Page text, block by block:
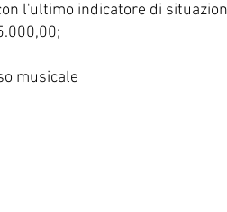
l'ultimo indicatore di
musicale